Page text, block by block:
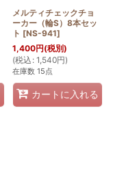
メルティチェックチョ
ーカー（輪S）8本セッ
ト [NS-941]
1,400円(税別)
(税込 : 1,540円)
在庫数 15点
カートに入れる